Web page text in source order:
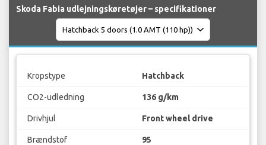
Skoda Fabia udlejningskøretøjer – specifikationer
Kropstype Hatchback
CO2-udledning 136 g/km
Drivhjul Front wheel drive
Brændstof 95